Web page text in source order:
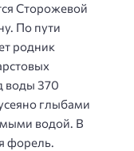
Сторожевой
По пути
родник
воды 370
глыбами
водой. В
форель.